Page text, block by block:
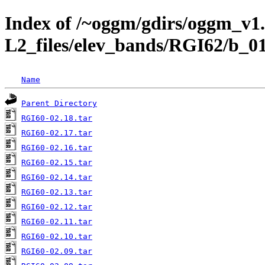
Index of /~oggm/gdirs/
L2_files/elev_bands/RGI62/
Name
Parent Directory
RGI60-02.18.tar
RGI60-02.17.tar
RGI60-02.16.tar
RGI60-02.15.tar
RGI60-02.14.tar
RGI60-02.13.tar
RGI60-02.12.tar
RGI60-02.11.tar
RGI60-02.10.tar
RGI60-02.09.tar